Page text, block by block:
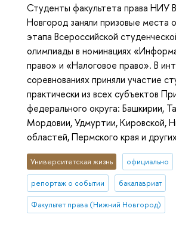
Студенты факультета права
Новгород заняли призовые места
этапа Всероссийской
олимпиады в номинациях
право» и «Налоговое право». В
соревнованиях приняли участие
практически из всех субъектов
федерального округа: Башкирии,
Мордовии, Удмуртии, Кировской,
областей, Пермского края и
Университетская жизнь официально
репортаж о событии бакалавриат
Факультет права (Нижний Новгород)